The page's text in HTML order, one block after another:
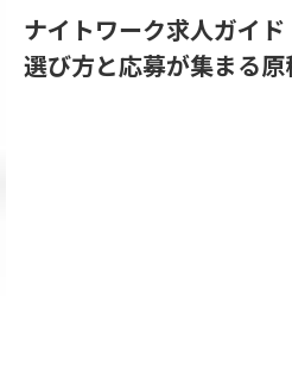
ナイトワーク求人ガイ
選び方と応募が集まる原